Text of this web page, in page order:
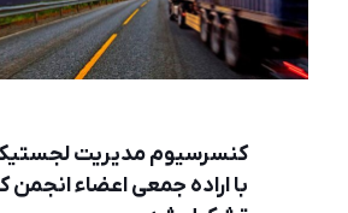
کنسرسیوم مدیریت لجستیک
با اراده جمعی اعضاء انجمن